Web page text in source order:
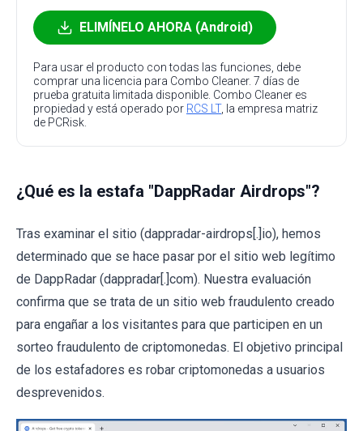
ELIMÍNELO AHORA (Android)
Para usar el producto con todas las funciones, debe
comprar una licencia para Combo Cleaner. 7 días de
prueba gratuita limitada disponible. Combo Cleaner es
propiedad y está operado por RCS LT, la empresa matriz
de PCRisk.
¿Qué es la estafa "DappRadar Airdrops"?
Tras examinar el sitio (dappradar-airdrops[.]io), hemos
determinado que se hace pasar por el sitio web legítimo
de DappRadar (dappradar[.]com). Nuestra evaluación
confirma que se trata de un sitio web fraudulento creado
para engañar a los visitantes para que participen en un
sorteo fraudulento de criptomonedas. El objetivo principal
de los estafadores es robar criptomonedas a usuarios
desprevenidos.